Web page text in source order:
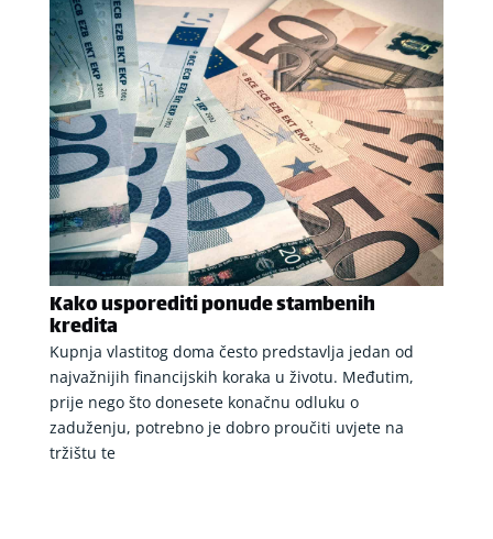
Kako usporediti ponude stambenih
kredita
Kupnja vlastitog doma često predstavlja jedan od
najvažnijih financijskih koraka u životu. Međutim,
prije nego što donesete konačnu odluku o
zaduženju, potrebno je dobro proučiti uvjete na
tržištu te